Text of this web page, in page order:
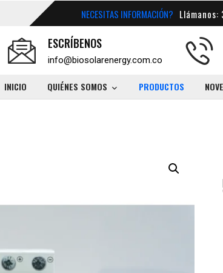
NECESITAS INFORMACIÓN?
ESCRÍBENOS
info@biosolarenergy.com.co
INICIO QUIÉNES SOMOS PRODUCTOS